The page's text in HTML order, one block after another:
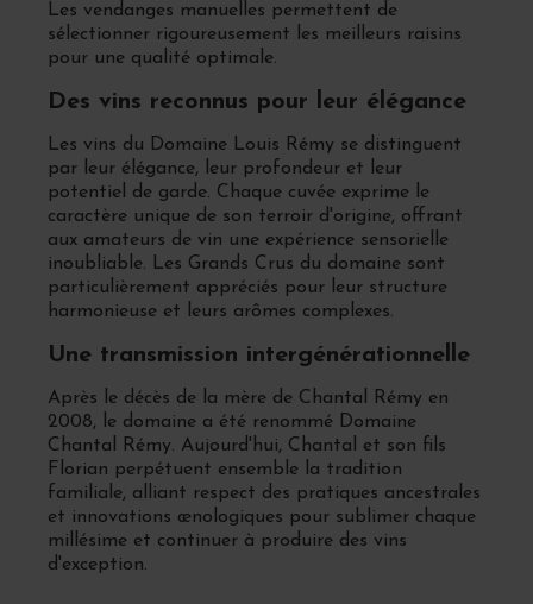
Les vendanges manuelles permettent de
sélectionner rigoureusement les meilleurs raisins
pour une qualité optimale.
Des vins reconnus pour leur élégance
Les vins du Domaine Louis Rémy se distinguent
par leur élégance, leur profondeur et leur
potentiel de garde. Chaque cuvée exprime le
caractère unique de son terroir d'origine, offrant
aux amateurs de vin une expérience sensorielle
inoubliable. Les Grands Crus du domaine sont
particulièrement appréciés pour leur structure
harmonieuse et leurs arômes complexes.
Une transmission intergénérationnelle
Après le décès de la mère de Chantal Rémy en
2008, le domaine a été renommé Domaine
Chantal Rémy. Aujourd'hui, Chantal et son fils
Florian perpétuent ensemble la tradition
familiale, alliant respect des pratiques ancestrales
et innovations œnologiques pour sublimer chaque
millésime et continuer à produire des vins
d'exception.